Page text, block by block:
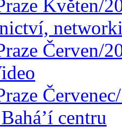
Květen/
Červen/
centru